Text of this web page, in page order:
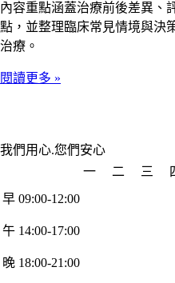
內容重點涵蓋治療前後差異、
點，並整理臨床常見情境與決
治療。
閱讀更多 »
我們用心.您們安心
一
二 三
早 09:00-12:00
午 14:00-17:00
晚 18:00-21:00